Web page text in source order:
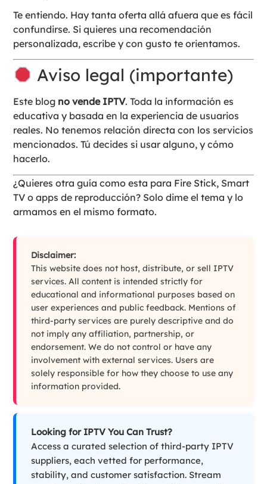
Te entiendo. Hay tanta oferta allá afuera que es fácil
confundirse. Si quieres una recomendación
personalizada, escribe y con gusto te orientamos.
Aviso legal (importante)
Este blog no vende IPTV. Toda la información es
educativa y basada en la experiencia de usuarios
reales. No tenemos relación directa con los servicios
mencionados. Tú decides si usar alguno, y cómo
hacerlo.
¿Quieres otra guía como esta para Fire Stick, Smart
TV o apps de reproducción? Solo dime el tema y lo
armamos en el mismo formato.
Disclaimer:
This website does not host, distribute, or sell IPTV
services. All content is intended strictly for
educational and informational purposes based on
user experiences and public feedback. Mentions of
third-party services are purely descriptive and do
not imply any affiliation, partnership, or
endorsement. We do not control or have any
involvement with external services. Users are
solely responsible for how they choose to use any
information provided.
Looking for IPTV You Can Trust?
Access a curated selection of third-party IPTV
suppliers, each vetted for performance,
stability, and customer satisfaction. Stream